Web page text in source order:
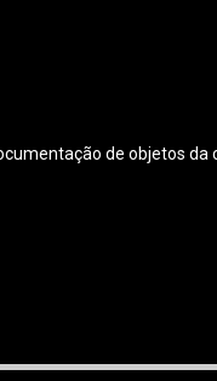
de objetos da